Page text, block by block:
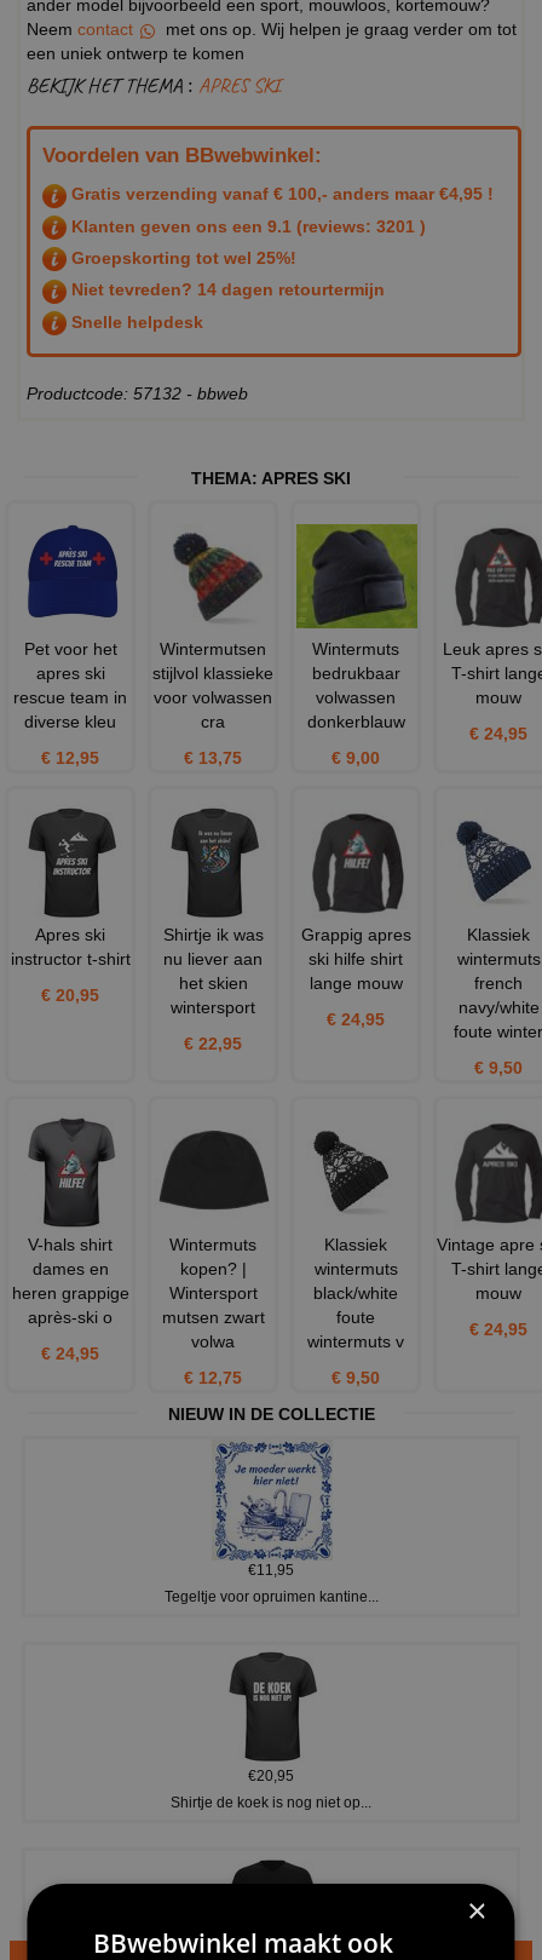
ander model bijvoorbeeld een sport, mouwloos, kortemouw?
Neem contact
met ons op. Wij helpen je graag verder om tot
een uniek ontwerp te komen
BEKIJK HET THEMA : APRES SKI
Voordelen van BBwebwinkel:
Gratis verzending vanaf € 100,- anders maar €4,95 !
Klanten geven ons een 9.1 (reviews: 3201 )
Groepskorting tot wel 25%!
Niet tevreden? 14 dagen retourtermijn
Snelle helpdesk
Productcode: 57132 - bbweb
THEMA: APRES SKI
Pet voor het
apres ski
rescue team in
diverse kleu
€ 12,95
Wintermutsen
stijlvol klassieke
voor volwassen
cra
€ 13,75
Wintermuts
bedrukbaar
volwassen
donkerblauw
€ 9,00
Leuk apres
T-shirt
mouw
€ 24,95
Apres ski
instructor t-shirt
€ 20,95
Shirtje ik was
nu liever aan
het skien
wintersport
€ 22,95
Grappig apres
ski hilfe shirt
lange mouw
€ 24,95
Klassiek
wintermuts
french
navy/white
foute winter
€ 9,50
V-hals shirt
dames en
heren grappige
après-ski o
€ 24,95
Wintermuts
kopen? |
Wintersport
mutsen zwart
volwa
€ 12,75
Klassiek
wintermuts
black/white
foute
wintermuts v
€ 9,50
Vintage apre
T-shirt
mouw
€ 24,95
NIEUW IN DE COLLECTIE
€11,95
Tegeltje voor opruimen kantine...
€20,95
Shirtje de koek is nog niet op...
×
BBwebwinkel maakt ook